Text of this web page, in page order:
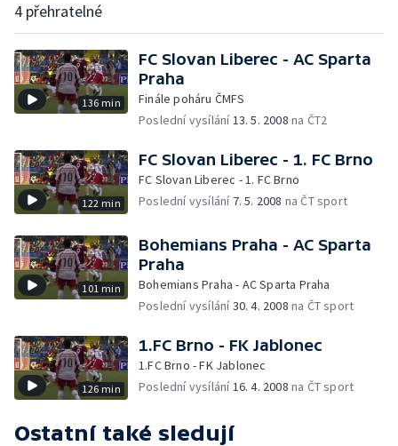
4 přehratelné
136 min
FC Slovan Liberec - AC Sparta
Praha
Finále poháru ČMFS
Poslední vysílání13. 5. 2008 na ČT2
122 min
FC Slovan Liberec - 1. FC Brno
FC Slovan Liberec - 1. FC Brno
Poslední vysílání 7. 5. 2008 na ČT sport
101 min
Bohemians Praha - AC Sparta
Praha
Bohemians Praha - AC Sparta Praha
Poslední vysílání30. 4. 2008 na ČT sport
126 min
1.FC Brno - FK Jablonec
1.FC Brno - FK Jablonec
Poslední vysílání16. 4. 2008 na ČT sport
Ostatní také sledují